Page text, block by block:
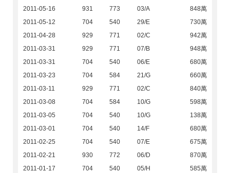
2011-05-16 931 773 03/A
848萬
2011-05-12
704 540 29/E
730萬
2011-04-28
929 771 02/C
942萬
2011-03-31
929 771 07/B
948萬
2011-03-31
704 540 06/E
680萬
2011-03-23
704 584 21/G
660萬
2011-03-11
929 771 02/C
840萬
2011-03-08
704 584 10/G
598萬
2011-03-05
704 540 10/G
138萬
2011-03-01
704 540 14/F
680萬
2011-02-25
704 540 07/E
675萬
2011-02-21
930 772 06/D
870萬
2011-01-17
704 540 05/H
585萬